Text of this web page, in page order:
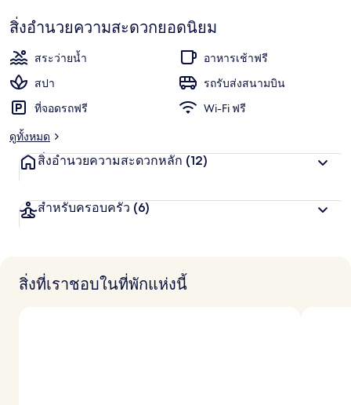
เข้า
ชอบ
ค
แ
น
น
ง
จ
า
า
ง
สิ่งอำนวยความสะดวกยอดนิยม
สระว่ายน้ำ
อาหารเช้าฟรี
สปา
รถรับส่งสนามบิน
ที่จอดรถฟรี
Wi-Fi ฟรี
ดูทั้งหมด
สิ่งอำนวยความสะดวกหลัก (12)
สำหรับครอบครัว (6)
สิ่งที่เราชอบในที่พักแห่งนี้